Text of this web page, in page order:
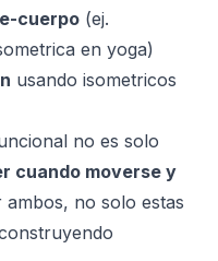
cuerpo (ej.
en yoga)
usando isometricos
no es solo
cuando moverse y
ambos, no solo estas